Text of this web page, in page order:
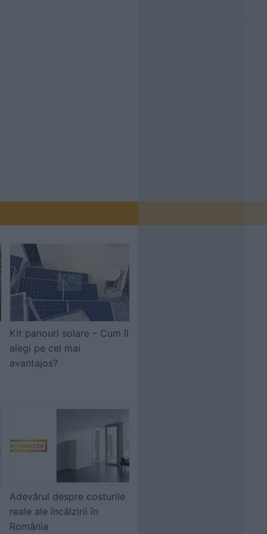
Kit panouri solare – Cum îl
alegi pe cel mai
avantajos?
Adevărul despre costurile
reale ale încălzirii în
România